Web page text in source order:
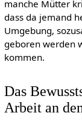
manche Mütter
dass da jemand
Umgebung,
geboren werden
kommen.
Das
Arbeit an